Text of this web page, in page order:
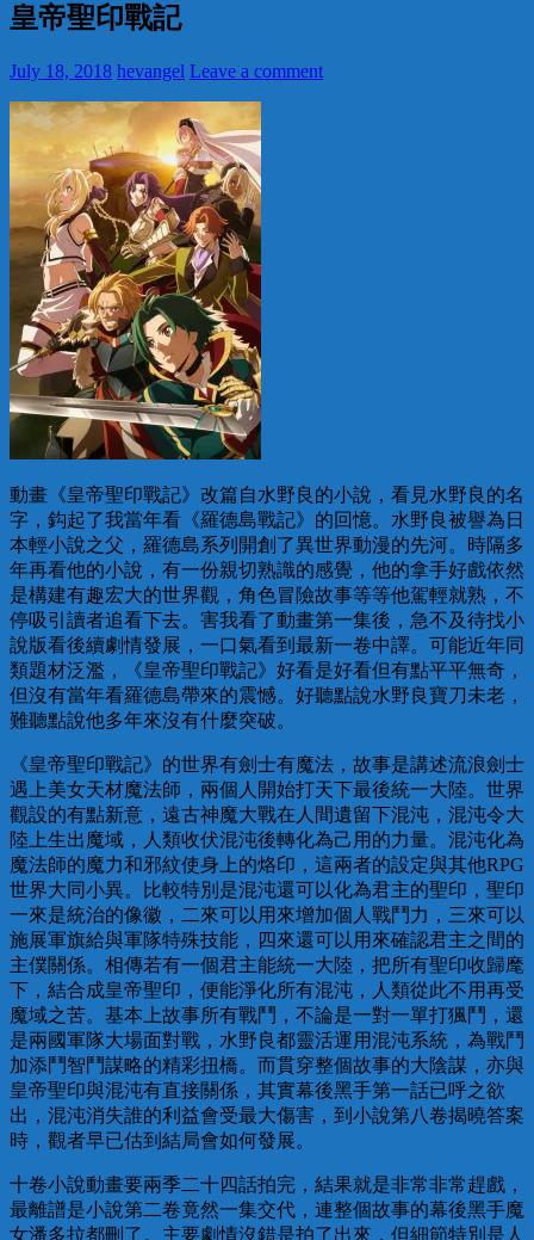
皇帝聖印戰記
July 18, 2018 hevangel Leave a comment
動畫《皇帝聖印戰記》改篇自水野良的小說，看見水野良的名
字，鈎起了我當年看《羅德島戰記》的回憶。水野良被譽為日
本輕小說之父，羅德島系列開創了異世界動漫的先河。時隔多
年再看他的小說，有一份親切熟識的感覺，他的拿手好戲依然
是構建有趣宏大的世界觀，角色冒險故事等等他駕輕就熟，不
停吸引讀者追看下去。害我看了動畫第一集後，急不及待找小
說版看後續劇情發展，一口氣看到最新一卷中譯。可能近年同
類題材泛濫，《皇帝聖印戰記》好看是好看但有點平平無奇，
但沒有當年看羅德島帶來的震憾。好聽點說水野良寶刀未老，
難聽點說他多年來沒有什麼突破。
《皇帝聖印戰記》的世界有劍士有魔法，故事是講述流浪劍士
遇上美女天材魔法師，兩個人開始打天下最後統一大陸。世界
觀設的有點新意，遠古神魔大戰在人間遺留下混沌，混沌令大
陸上生出魔域，人類收伏混沌後轉化為己用的力量。混沌化為
魔法師的魔力和邪紋使身上的烙印，這兩者的設定與其他RPG
世界大同小異。比較特別是混沌還可以化為君主的聖印，聖印
一來是統治的像徽，二來可以用來增加個人戰鬥力，三來可以
施展軍旗給與軍隊特殊技能，四來還可以用來確認君主之間的
主僕關係。相傳若有一個君主能統一大陸，把所有聖印收歸麾
下，結合成皇帝聖印，便能淨化所有混沌，人類從此不用再受
魔域之苦。基本上故事所有戰鬥，不論是一對一單打猦鬥，還
是兩國軍隊大場面對戰，水野良都靈活運用混沌系統，為戰鬥
加添鬥智鬥謀略的精彩扭橋。而貫穿整個故事的大陰謀，亦與
皇帝聖印與混沌有直接關係，其實幕後黑手第一話已呼之欲
出，混沌消失誰的利益會受最大傷害，到小說第八卷揭曉答案
時，觀者早已估到結局會如何發展。
十卷小說動畫要兩季二十四話拍完，結果就是非常非常趕戲，
最離譜是小說第二卷竟然一集交代，連整個故事的幕後黑手魔
女潘多拉都刪了。主要劇情沒錯是拍了出來，但細節特別是人